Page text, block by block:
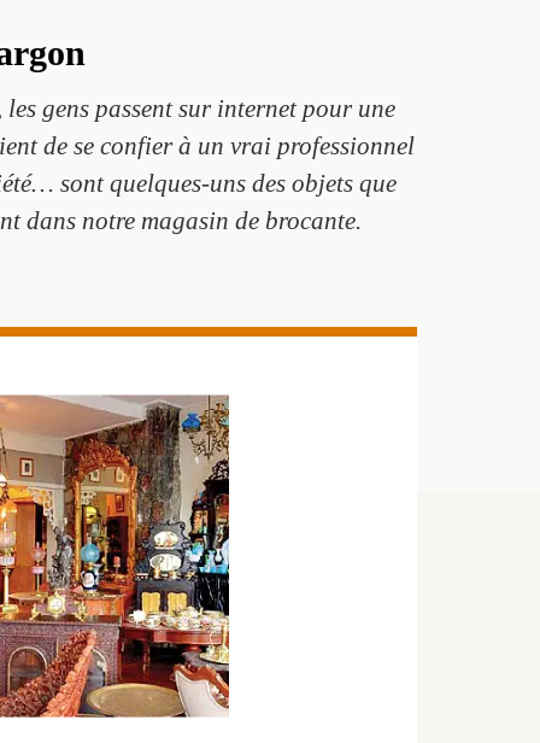
gens passent sur internet pour une
de se confier à un vrai professionnel
sont quelques-uns des objets que
dans notre magasin de brocante.